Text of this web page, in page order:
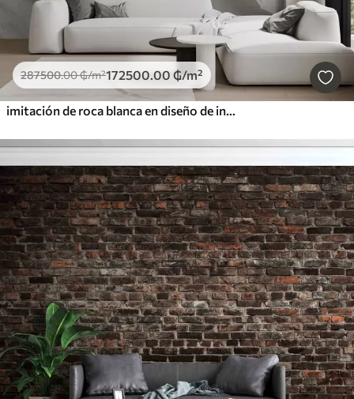
287500.00₲/m²172500.00 ₲/m²
imitación de roca blanca en diseño de interiores